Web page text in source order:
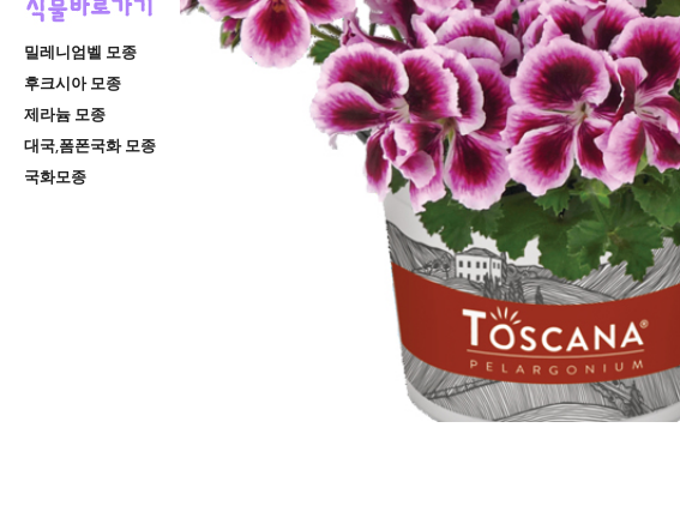
밀레니엄벨 모종
후크시아 모종
제라늄 모종
대국,폼폰국화 모종
국화모종